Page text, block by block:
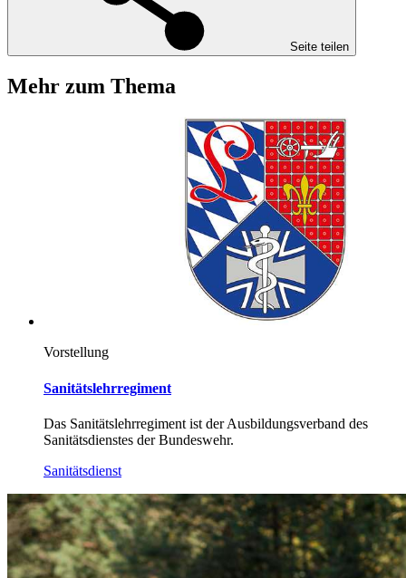
Seite teilen
Mehr zum Thema
Vorstellung
Sanitätslehrregiment
Das Sanitätslehrregiment ist der Ausbildungsverband des
Sanitätsdienstes der Bundeswehr.
Sanitätsdienst